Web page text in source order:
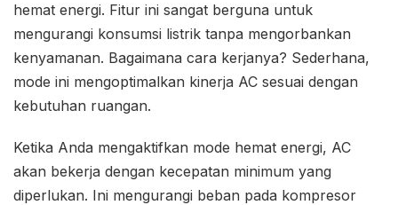
hemat energi. Fitur ini sangat berguna untuk
mengurangi konsumsi listrik tanpa mengorbankan
kenyamanan. Bagaimana cara kerjanya? Sederhana,
mode ini mengoptimalkan kinerja AC sesuai dengan
kebutuhan ruangan.
Ketika Anda mengaktifkan mode hemat energi, AC
akan bekerja dengan kecepatan minimum yang
diperlukan. Ini mengurangi beban pada kompresor